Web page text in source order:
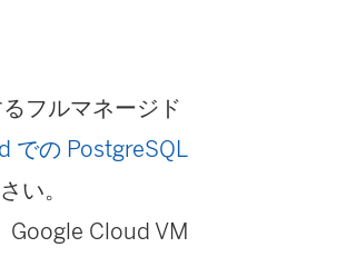
フルマネージド
での PostgreSQL
い。
Google Cloud VM